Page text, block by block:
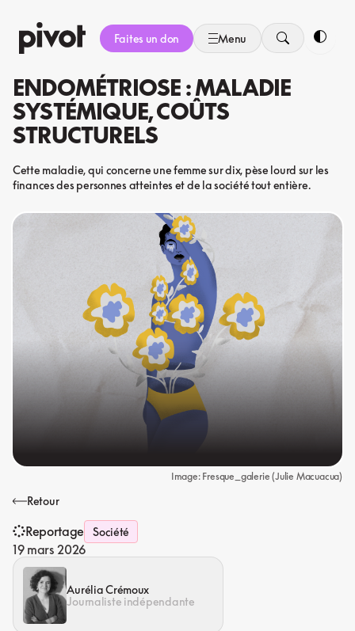
au
contenu
Faites un don Menu
ENDOMÉTRIOSE : MALADIE
SYSTÉMIQUE, COÛTS
STRUCTURELS
Cette maladie, qui concerne une femme sur dix, pèse lourd sur les
finances des personnes atteintes et de la société tout entière.
Image: Fresque_galerie (Julie Macuacua)
Retour
Reportage Société
19 mars 2026
Aurélia Crémoux
Journaliste indépendante